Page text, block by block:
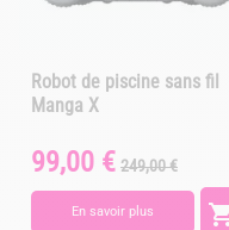
Robot de piscine sans fil
Manga X
Prix
99,00 € Prix
base
249,00 €
En savoir plus